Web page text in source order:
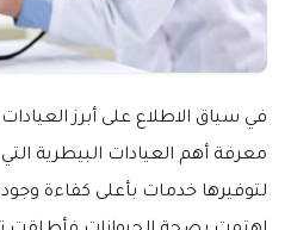
في سياق الاطلاع على أبرز
معرفة أهم العيادات البيطرية
لتوفيرها خدمات بأعلى كفاءة